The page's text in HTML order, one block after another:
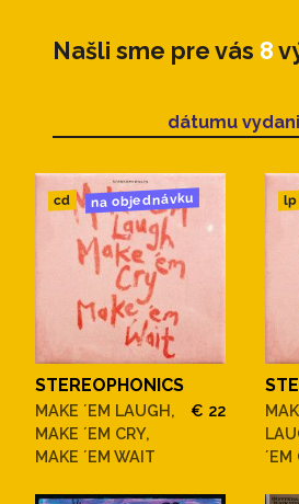
Našli sme pre vás 8
dátumu
cd na objednávku
STEREOPHONICS
MAKE ´EM LAUGH,
MAKE ´EM CRY,
MAKE ´EM WAIT
€ 22
lp
´EM